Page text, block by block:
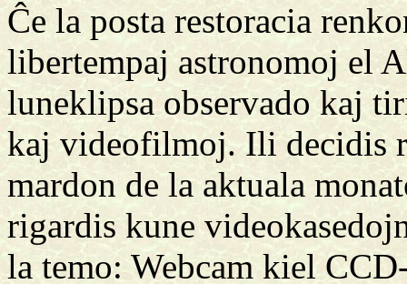
Ĉe la posta restoracia
libertempaj astronomoj el
luneklipsa observado kaj
kaj videofilmoj. Ili decidis
mardon de la aktuala
rigardis kune
la temo: Webcam kiel